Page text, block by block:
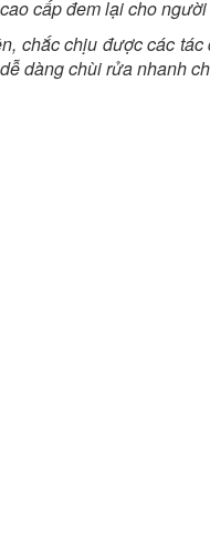
cao cấp đem lại cho
chịu được các
dàng chùi rửa nhanh